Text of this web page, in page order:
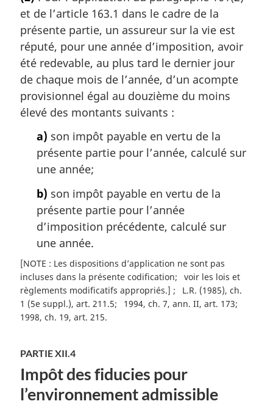
e
:e
m
r
g
i
n
a
et de l’article 163.1 dans le cadre de la
présente partie, un assureur sur la vie est
réputé, pour une année d’imposition, avoir
été redevable, au plus tard le dernier jour
de chaque mois de l’année, d’un acompte
provisionnel égal au douzième du moins
élevé des montants suivants :
a) son impôt payable en vertu de la
présente partie pour l’année, calculé sur
une année;
b) son impôt payable en vertu de la
présente partie pour l’année
d’imposition précédente, calculé sur
une année.
[NOTE : Les dispositions d’application ne sont pas
incluses dans la présente codification
voir les lois et
règlements modificatifs appropriés.]
L.R. (1985), ch.
1 (5e suppl.), art. 211.5
1994, ch. 7, ann. II, art. 173
1998, ch. 19, art. 215
PARTIE XII.4
Impôt des fiducies pour
l’environnement admissible